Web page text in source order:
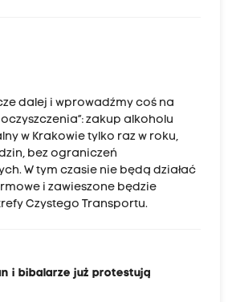
dalej i wprowadźmy coś na
zakup alkoholu
w Krakowie tylko raz w roku,
bez ograniczeń
W tym czasie nie będą działać
i zawieszone będzie
Czystego Transportu.
i bibalarze już protestują